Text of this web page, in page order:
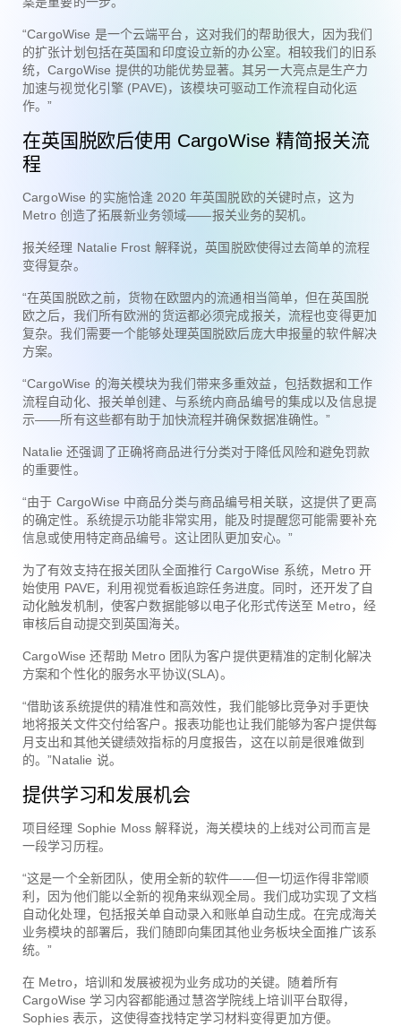
“CargoWise 是一个云端平台，这对我们的帮助很大，因为我们
的扩张计划包括在英国和印度设立新的办公室。相较我们的旧系
统，CargoWise 提供的功能优势显著。其另一大亮点是生产力
加速与视觉化引擎 (PAVE)，该模块可驱动工作流程自动化运
作。”
在英国脱欧后使用 CargoWise 精简报关流
程
CargoWise 的实施恰逢 2020 年英国脱欧的关键时点，这为
Metro 创造了拓展新业务领域——报关业务的契机。
报关经理 Natalie Frost 解释说，英国脱欧使得过去简单的流程
变得复杂。
“在英国脱欧之前，货物在欧盟内的流通相当简单，但在英国脱
欧之后，我们所有欧洲的货运都必须完成报关，流程也变得更加
复杂。我们需要一个能够处理英国脱欧后庞大申报量的软件解决
方案。
“CargoWise 的海关模块为我们带来多重效益，包括数据和工作
流程自动化、报关单创建、与系统内商品编号的集成以及信息提
示——所有这些都有助于加快流程并确保数据准确性。”
Natalie 还强调了正确将商品进行分类对于降低风险和避免罚款
的重要性。
“由于 CargoWise 中商品分类与商品编号相关联，这提供了更高
的确定性。系统提示功能非常实用，能及时提醒您可能需要补充
信息或使用特定商品编号。这让团队更加安心。”
为了有效支持在报关团队全面推行 CargoWise 系统，Metro 开
始使用 PAVE，利用视觉看板追踪任务进度。同时，还开发了自
动化触发机制，使客户数据能够以电子化形式传送至 Metro，经
审核后自动提交到英国海关。
CargoWise 还帮助 Metro 团队为客户提供更精准的定制化解决
方案和个性化的服务水平协议(SLA)。
“借助该系统提供的精准性和高效性，我们能够比竞争对手更快
地将报关文件交付给客户。报表功能也让我们能够为客户提供每
月支出和其他关键绩效指标的月度报告，这在以前是很难做到
的。”Natalie 说。
提供学习和发展机会
项目经理 Sophie Moss 解释说，海关模块的上线对公司而言是
一段学习历程。
“这是一个全新团队，使用全新的软件——但一切运作得非常顺
利，因为他们能以全新的视角来纵观全局。我们成功实现了文档
自动化处理，包括报关单自动录入和账单自动生成。在完成海关
业务模块的部署后，我们随即向集团其他业务板块全面推广该系
统。”
在 Metro，培训和发展被视为业务成功的关键。随着所有
CargoWise 学习内容都能通过慧咨学院线上培训平台取得，
Sophies 表示，这使得查找特定学习材料变得更加方便。